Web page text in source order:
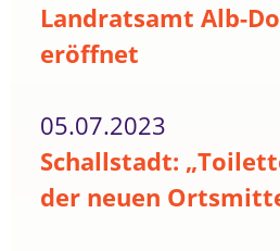
Landratsamt Alb-
eröffnet
05.07.2023
Schallstadt:
der neuen